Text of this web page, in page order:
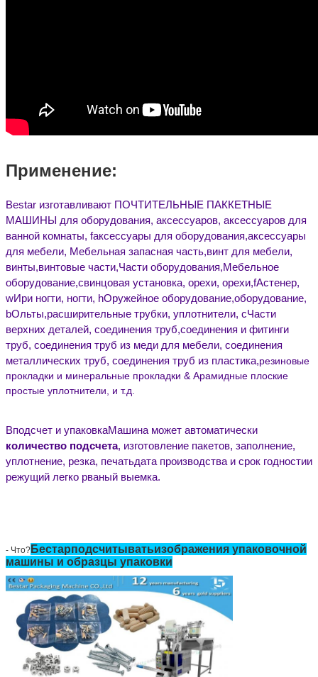
Применение:
Bestar изготавливают ПОЧТИТЕЛЬНЫЕ ПАККЕТНЫЕ
МАШИНЫ для оборудования, аксессуаров, аксессуаров для
ванной комнаты, fаксессуары для оборудования,аксессуары
для мебели, Мебельная запасная часть,винт для мебели,
винты,винтовые части,Части оборудования,Мебельное
оборудование,свинцовая установка, орехи, орехи,fАстенер,
wИри ногти, ногти, hОружейное оборудование,оборудование,
bОльты,расширительные трубки, уплотнители, cЧасти
верхних деталей, соединения труб,соединения и фитинги
труб, соединения труб из меди для мебели, соединения
металлических труб, соединения труб из пластика,резиновые
прокладки и минеральные прокладки & Арамидные плоские
простые уплотнители , и т.д.
Вподсчет и упаковкаМашина может автоматически
количество подсчета, изготовление пакетов, заполнение,
уплотнение, резка, печатьдата производства и срок годностии
режущий легко рваный выемка.
- Что? Бестарподсчитыватьизображения упаковочной
машины и образцы упаковки